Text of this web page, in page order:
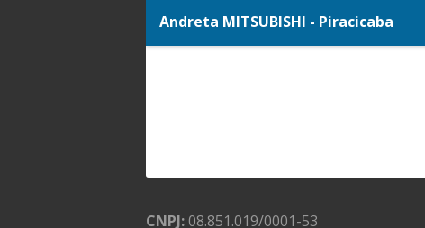
Andreta MITSUBISHI - Piracicaba
CNPJ:08.851.019/0001-53